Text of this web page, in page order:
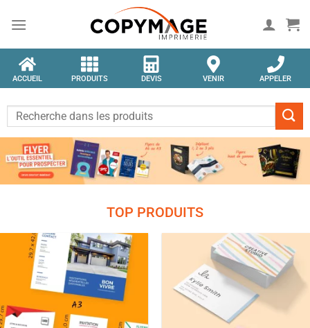
ACCUEIL PRODUITS DEVIS VENIR APPELER
TOP PRODUITS